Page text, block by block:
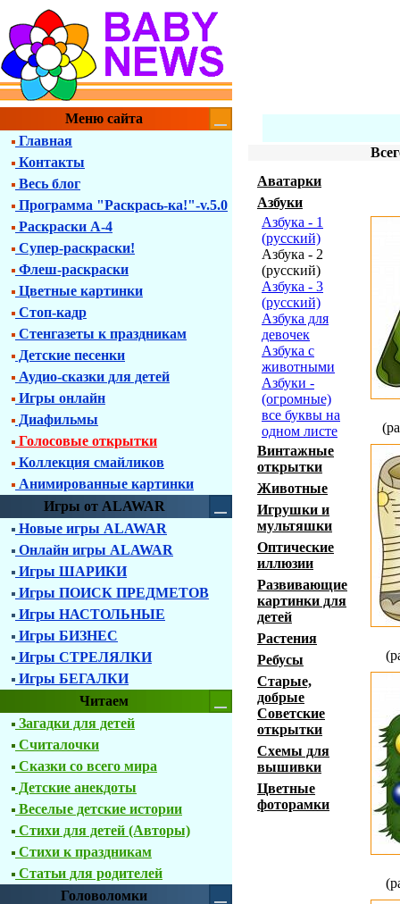
Меню сайта
Главная
Контакты
Весь блог
Программа "Раскрась-ка!"-v.5.0
Раскраски А-4
Супер-раскраски!
Флеш-раскраски
Цветные картинки
Стоп-кадр
Стенгазеты к праздникам
Детские песенки
Аудио-сказки для детей
Игры онлайн
Диафильмы
Голосовые открытки
Коллекция смайликов
Анимированные картинки
Игры от ALAWAR
Новые игры ALAWAR
Онлайн игры ALAWAR
Игры ШАРИКИ
Игры ПОИСК ПРЕДМЕТОВ
Игры НАСТОЛЬНЫЕ
Игры БИЗНЕС
Игры СТРЕЛЯЛКИ
Игры БЕГАЛКИ
Читаем
Загадки для детей
Считалочки
Сказки со всего мира
Детские анекдоты
Веселые детские истории
Стихи для детей (Авторы)
Стихи к праздникам
Статьи для родителей
Головоломки
Аватарки
Азбуки
Азбука - 1
(русский)
Азбука - 2
(русский)
Азбука - 3
(русский)
Азбука для
девочек
Азбука с
животными
Азбуки -
(огромные)
все буквы на
одном листе
Винтажные
открытки
Животные
Игрушки и
мультяшки
Оптические
иллюзии
Развивающие
картинки для
детей
Растения
Ребусы
Старые,
добрые
Советские
открытки
Схемы для
вышивки
Цветные
фоторамки